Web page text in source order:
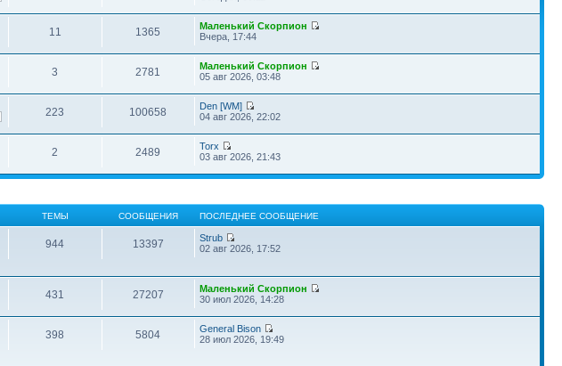
11 1365
Маленький Скорпион
Вчера, 17:44
3 2781
Маленький Скорпион
05 авг 2026, 03:48
223 100658
Den [WM]
04 авг 2026, 22:02
2 2489
Torx
03 авг 2026, 21:43
ТЕМЫ СООБЩЕНИЯ ПОСЛЕДНЕЕ СООБЩЕНИЕ
944 13397
Strub
02 авг 2026, 17:52
431 27207
Маленький Скорпион
30 июл 2026, 14:28
398 5804
General Bison
28 июл 2026, 19:49